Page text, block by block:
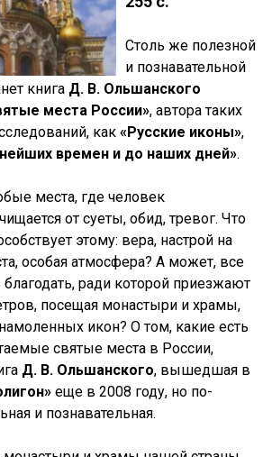
Столь же полезной
и познавательной
книга Д. В. Ольшанского
места России», автора таких
как «Русские иконы»,
времен и до наших дней».
места, где человек
от суеты, обид, тревог. Что
этому: вера, настрой на
особая атмосфера? А может, все
благодать, ради которой приезжают
посещая монастыри и храмы,
икон? О том, какие есть
святые места в России,
Д. В. Ольшанского, вышедшая в
еще в 2008 году, но по-
и познавательная.